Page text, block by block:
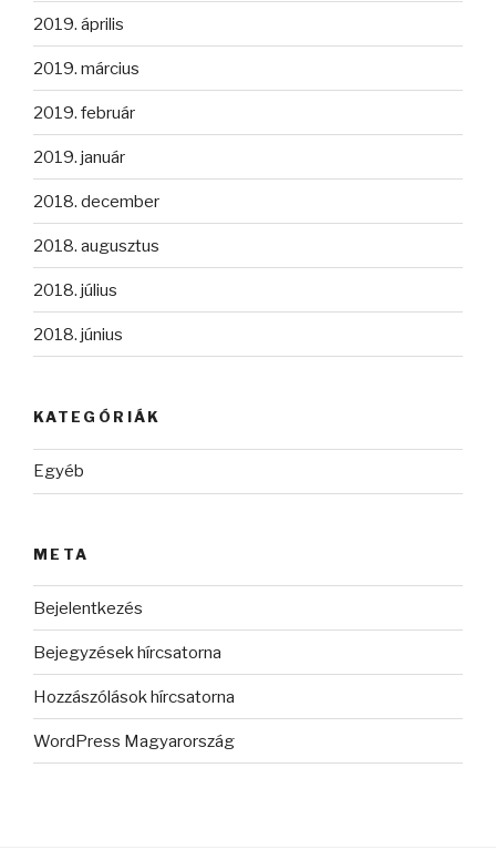
2019. április
2019. március
2019. február
2019. január
2018. december
2018. augusztus
2018. július
2018. június
KATEGÓRIÁK
Egyéb
META
Bejelentkezés
Bejegyzések hírcsatorna
Hozzászólások hírcsatorna
WordPress Magyarország